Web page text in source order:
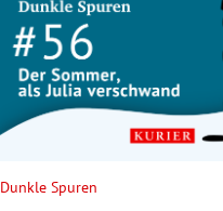
Dunkle Spuren